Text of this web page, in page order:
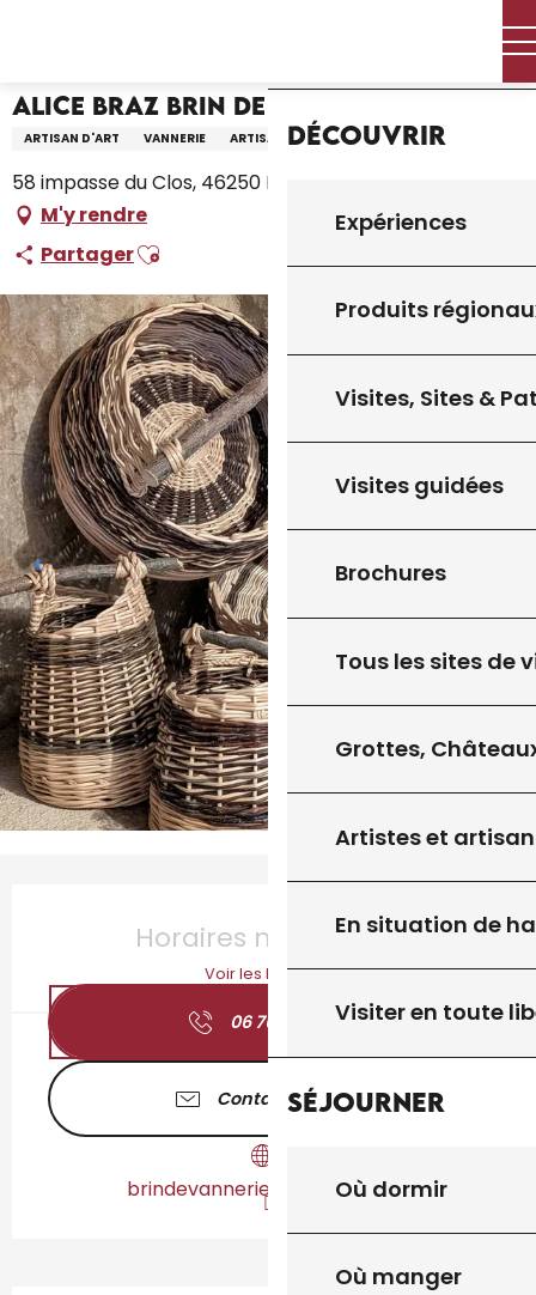
principal
Découvrir
Expériences
Produits
Visites, Sites &
Visites guidées
Brochures
Tous les sites de
Grottes,
Artistes et
En situation de
Visiter en toute
Séjourner
Où dormir
Où manger
Alice Braz Brin de Vannerie
ARTISAN D'ART VANNERIE ARTISANAT D'ART
58 impasse du Clos, 46250 Frayssinet-le-Gélat
M'y rendre
PartagerAjouter aux favoris
Horaires non définis
Voir les horaires
06 76 91 70 ▒▒
Contactez-nous
brindevannerie.jimdofree.com